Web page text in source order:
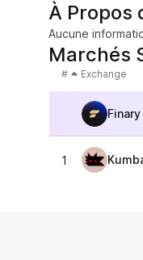
À Propos
Aucune
Marchés
# Exchange
1